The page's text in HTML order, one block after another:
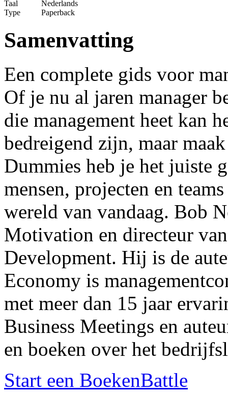
Taal
Nederlands
Type
Paperback
Samenvatting
Een complete gids voor
Of je nu al jaren manager
die management heet kan
bedreigend zijn, maar
Dummies heb je het juiste
mensen, projecten en
wereld van vandaag. Bob
Motivation en directeur
Development. Hij is de
Economy is
met meer dan 15 jaar
Business Meetings en
en boeken over het
Start een BoekenBattle